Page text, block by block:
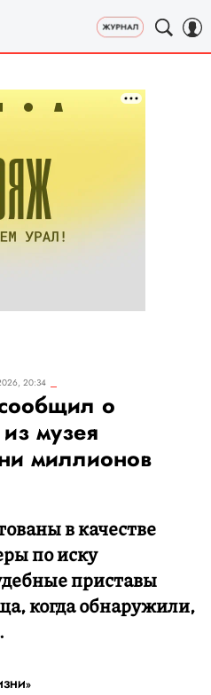
20:34
о
музея
миллионов
в качестве
по иску
приставы
когда обнаружили,